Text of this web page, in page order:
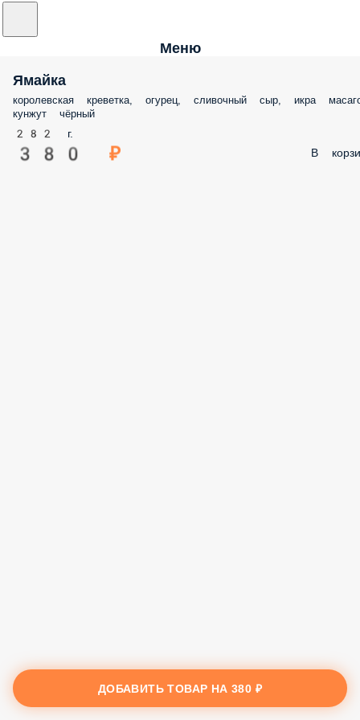
Меню
Ямайка
королевская креветка, огурец, сливочный сыр, икра
кунжут чёрный
282 г.
380 ₽ В
ДОБАВИТЬ ТОВАР НА380 ₽